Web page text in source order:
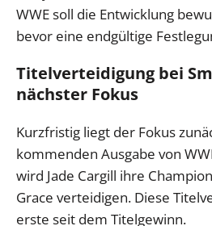
WWE soll die Entwicklung
bevor eine endgültige
Titelverteidigung bei
nächster Fokus
Kurzfristig liegt der Fokus
kommenden Ausgabe von
wird Jade Cargill ihre
Grace verteidigen. Diese
erste seit dem Titelgewinn.